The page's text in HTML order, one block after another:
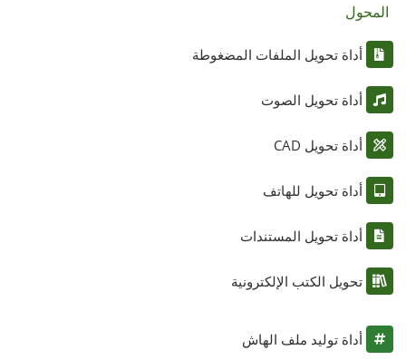
المحول
أداة تحويل الملفات المضغوطة
أداة تحويل الصوت
أداة تحويل CAD
أداة تحويل للهاتف
أداة تحويل المستندات
تحويل الكتب الإلكترونية
أداة توليد ملف الهاش